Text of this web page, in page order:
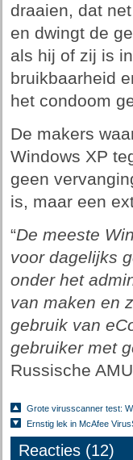
draaien, dat
en dwingt de
als hij of zij is
bruikbaarheid
het condoom
De makers
Windows XP
geen
is, maar een
“De meeste
voor dagelijks
onder het
van maken en
gebruik van
gebruiker met
Russische
Grote virusscanner test:
Ernstig lek in McAfee
Reacties (12)